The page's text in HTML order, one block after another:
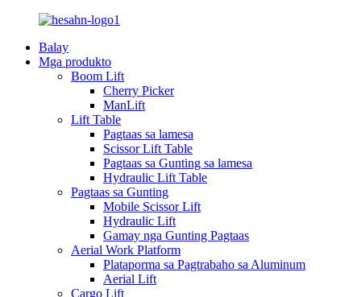
Balay
Mga produkto
Boom Lift
Cherry Picker
ManLift
Lift Table
Pagtaas sa lamesa
Scissor Lift Table
Pagtaas sa Gunting sa lamesa
Hydraulic Lift Table
Pagtaas sa Gunting
Mobile Scissor Lift
Hydraulic Lift
Gamay nga Gunting Pagtaas
Aerial Work Platform
Plataporma sa Pagtrabaho sa Aluminum
Aerial Lift
Cargo Lift